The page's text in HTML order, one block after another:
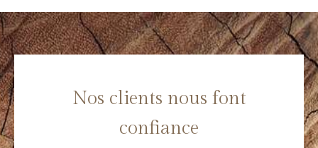
Nos clients nous font
confiance